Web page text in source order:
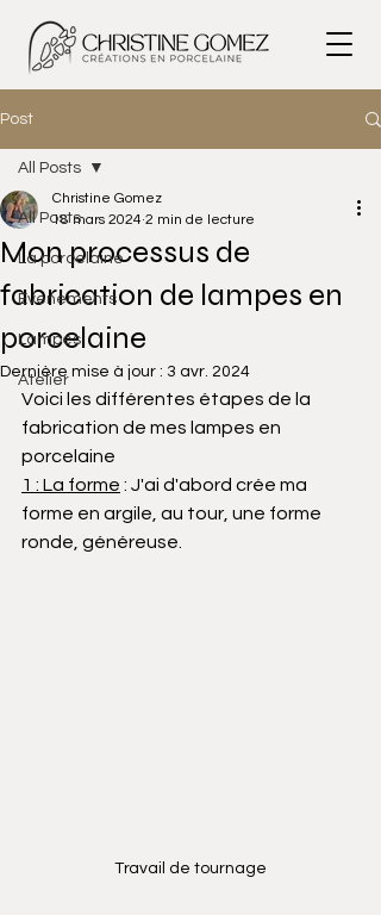
Post
All Posts
La porcelaine
Evenements
Lampes
Atelier
All Posts
Mon processus de
fabrication de lampes en
porcelaine
Christine Gomez
18 mars 2024 2 min de lecture
Dernière mise à jour : 3 avr. 2024
Voici les différentes étapes de la
fabrication de mes lampes en
porcelaine
1 : La forme : J'ai d'abord crée ma
forme en argile, au tour, une forme
ronde, généreuse.
Travail de tournage